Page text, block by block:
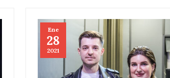
Ene
28
2021